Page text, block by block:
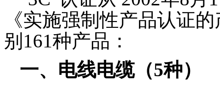
《实施强制性产品认证
别161种产品：
一、电线电缆（5种）